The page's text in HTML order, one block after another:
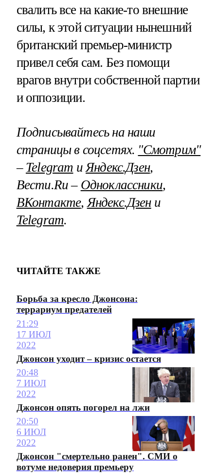
свалить все на какие-то внешние
силы, к этой ситуации нынешний
британский премьер-министр
привел себя сам. Без помощи
врагов внутри собственной партии
и оппозиции.
Подписывайтесь на наши
страницы в соцсетях. "Смотрим"
– Telegram и Яндекс.Дзен,
Вести.Ru – Одноклассники,
ВКонтакте, Яндекс.Дзени
Telegram.
ЧИТАЙТЕ ТАКЖЕ
Борьба за кресло Джонсона:
террариум предателей
21:29
17 ИЮЛ
2022
Джонсон уходит – кризис остается
20:48
7 ИЮЛ
2022
Джонсон опять погорел на лжи
20:50
6 ИЮЛ
2022
Джонсон "смертельно ранен". СМИ о
вотуме недоверия премьеру